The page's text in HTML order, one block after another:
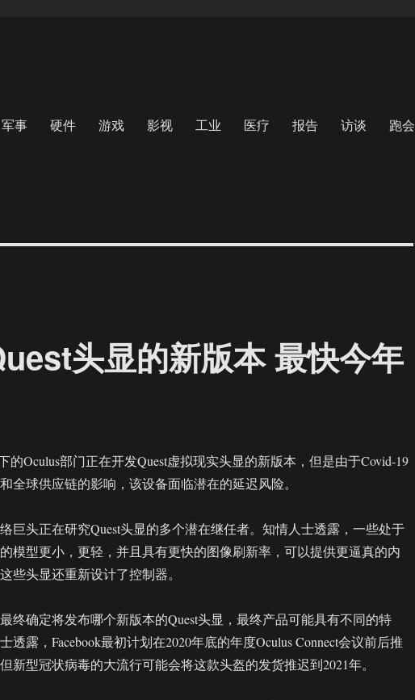
军事 硬件 游戏 影视 工业 医疗 报告 访谈 跑会
头显的新版本 最快今年
的Oculus部门正在开发Quest虚拟现实头显的新版本，但是由于Covid-19
全球供应链的影响，该设备面临潜在的延迟风险。
巨头正在研究Quest头显的多个潜在继任者。知情人士透露，一些处于
模型更小，更轻，并且具有更快的图像刷新率，可以提供更逼真的内
些头显还重新设计了控制器。
终确定将发布哪个新版本的Quest头显，最终产品可能具有不同的特
透露，Facebook最初计划在2020年底的年度Oculus Connect会议前后推
新型冠状病毒的大流行可能会将这款头盔的发货推迟到2021年。